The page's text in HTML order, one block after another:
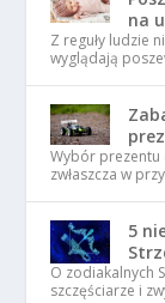
na
Z reguły ludzie
wyglądają
Wybór prezentu
zwłaszcza w
5
O zodiakalnych
szczęściarze i